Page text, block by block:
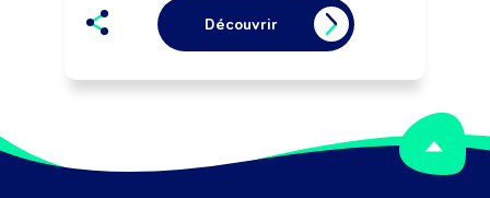
à des particuliers ou des
professionnels.
Découvrir